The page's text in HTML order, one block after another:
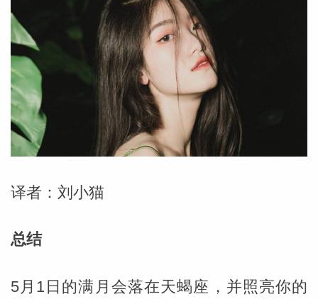
译者：刘小猫
总结
5月1日的满月会落在天蝎座，并照亮你的